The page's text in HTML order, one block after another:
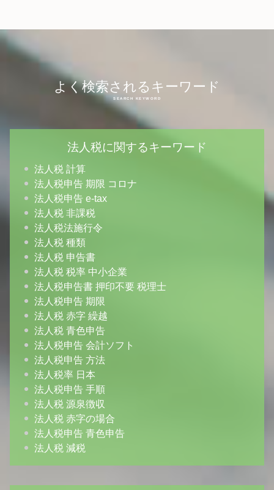
よく検索されるキーワード
法人税に関するキーワード
法人税 計算
法人税申告 期限 コロナ
法人税申告 e-tax
法人税 非課税
法人税法施行令
法人税 種類
法人税 申告書
法人税 税率 中小企業
法人税申告書 押印不要 税理士
法人税申告 期限
法人税 赤字 繰越
法人税 青色申告
法人税申告 会計ソフト
法人税申告 方法
法人税率 日本
法人税申告 手順
法人税 源泉徴収
法人税 赤字の場合
法人税申告 青色申告
法人税 減税